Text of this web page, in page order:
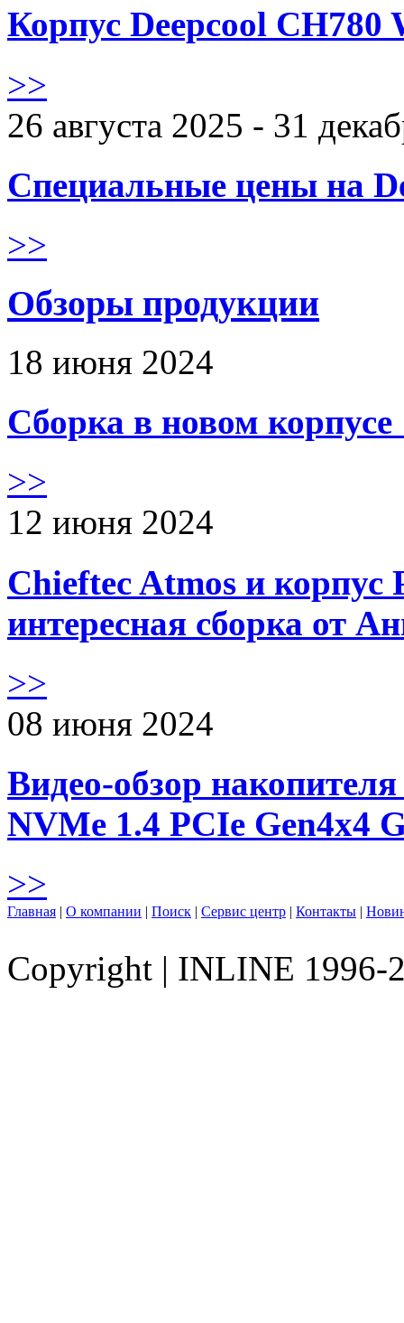
Корпус Deepcool CH780
>>
26 августа 2025 - 31
Специальные цены на
>>
Обзоры продукции
18 июня 2024
Сборка в новом
>>
12 июня 2024
Chieftec Atmos и корпус
интересная сборка от
>>
08 июня 2024
Видео-обзор
NVMe 1.4 PCIe Gen4х4
>>
Главная | О компании | Поиск | Сервис центр | Контакты |
Copyright | INLINE 1996-